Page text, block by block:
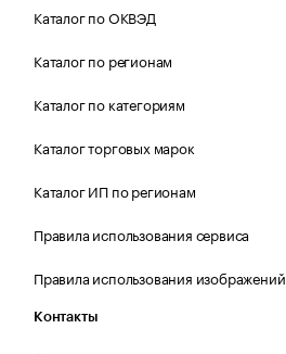
Каталог по ОКВЭД
Каталог по регионам
Каталог по категориям
Каталог торговых марок
Каталог ИП по регионам
Правила использования сервиса
Правила использования изображений
Контакты